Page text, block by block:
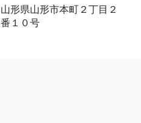
山形県山形市本町２丁目２
番１０号